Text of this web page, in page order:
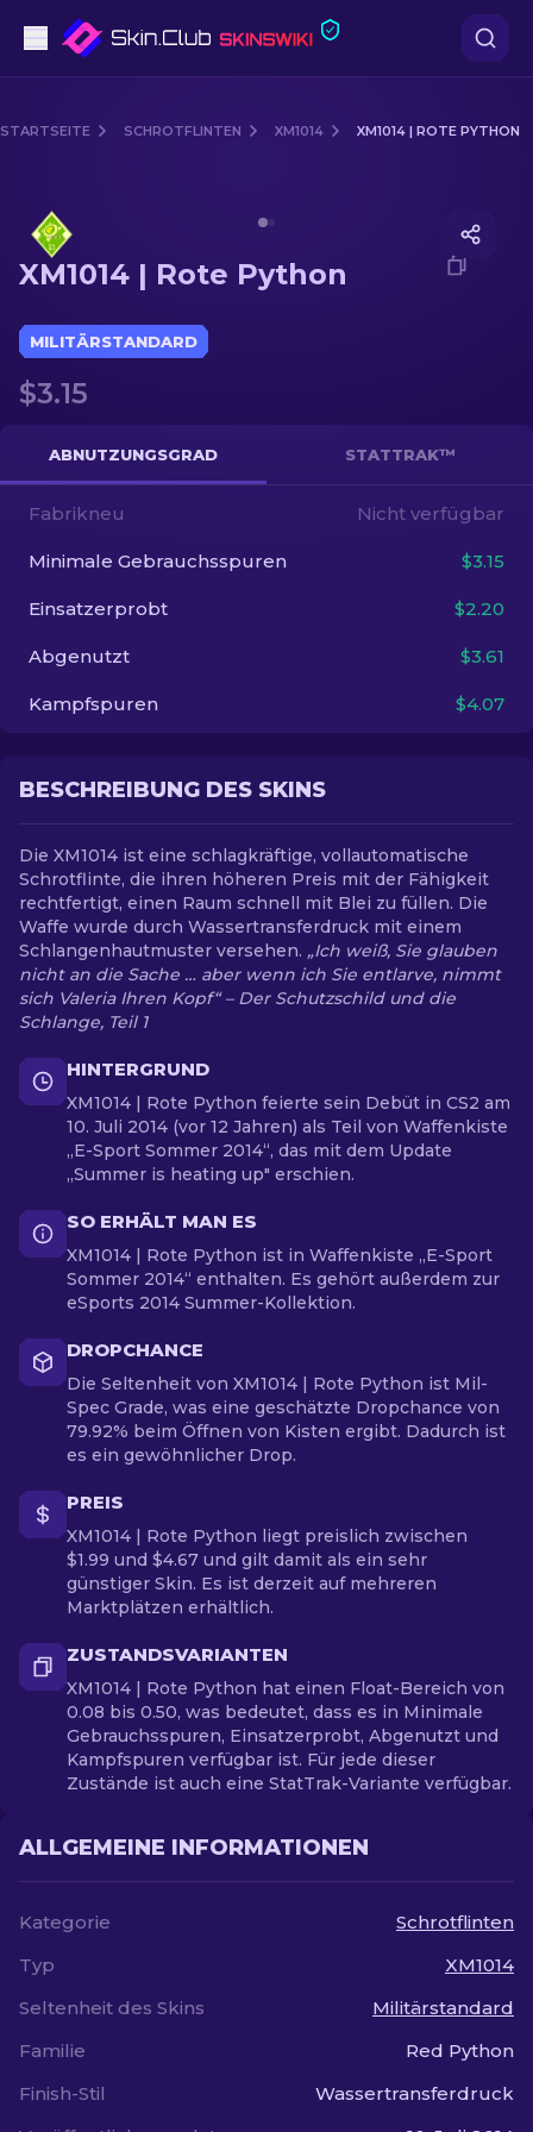
Scharfschützengewehr
Messer
Handschuh
Kisten
Andere
STARTSEITE SCHROTFLINTEN XM1014 XM1014 | ROTE PYTHON
XM1014 | Rote Python
MILITÄRSTANDARD
$3.15
ABNUTZUNGSGRAD STATTRAK™
Fabrikneu Nicht verfügbar
Minimale Gebrauchsspuren $3.15
Einsatzerprobt $2.20
Abgenutzt $3.61
Kampfspuren $4.07
BESCHREIBUNG DES SKINS
Die XM1014 ist eine schlagkräftige, vollautomatische
Schrotflinte, die ihren höheren Preis mit der Fähigkeit
rechtfertigt, einen Raum schnell mit Blei zu füllen. Die
Waffe wurde durch Wassertransferdruck mit einem
Schlangenhautmuster versehen. „Ich weiß, Sie glauben
nicht an die Sache … aber wenn ich Sie entlarve, nimmt
sich Valeria Ihren Kopf“ – Der Schutzschild und die
Schlange, Teil 1
HINTERGRUND
XM1014 | Rote Python feierte sein Debüt in CS2 am
10. Juli 2014 (vor 12 Jahren) als Teil von Waffenkiste
„E-Sport Sommer 2014“, das mit dem Update
„Summer is heating up" erschien.
SO ERHÄLT MAN ES
XM1014 | Rote Python ist in Waffenkiste „E-Sport
Sommer 2014“ enthalten. Es gehört außerdem zur
eSports 2014 Summer-Kollektion.
DROPCHANCE
Die Seltenheit von XM1014 | Rote Python ist Mil-
Spec Grade, was eine geschätzte Dropchance von
79.92% beim Öffnen von Kisten ergibt. Dadurch ist
es ein gewöhnlicher Drop.
PREIS
XM1014 | Rote Python liegt preislich zwischen
$1.99 und $4.67 und gilt damit als ein sehr
günstiger Skin. Es ist derzeit auf mehreren
Marktplätzen erhältlich.
ZUSTANDSVARIANTEN
XM1014 | Rote Python hat einen Float-Bereich von
0.08 bis 0.50, was bedeutet, dass es in Minimale
Gebrauchsspuren, Einsatzerprobt, Abgenutzt und
Kampfspuren verfügbar ist. Für jede dieser
Zustände ist auch eine StatTrak-Variante verfügbar.
ALLGEMEINE INFORMATIONEN
Kategorie
Schrotflinten
Typ
XM1014
Seltenheit des Skins
Militärstandard
Familie
Red Python
Finish-Stil
Wassertransferdruck